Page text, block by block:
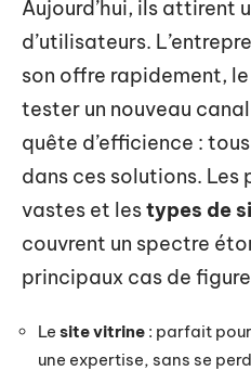
Aujourd’hui, ils attirent
d’utilisateurs.
son offre rapidement,
tester un nouveau
quête d’efficience :
dans ces solutions.
vastes et lestypes de
couvrent un spectre
principaux cas de
Le site vitrine : parfait
une expertise, sans se